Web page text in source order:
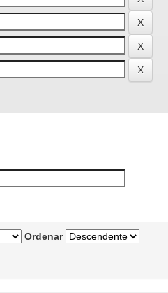
Ordenar